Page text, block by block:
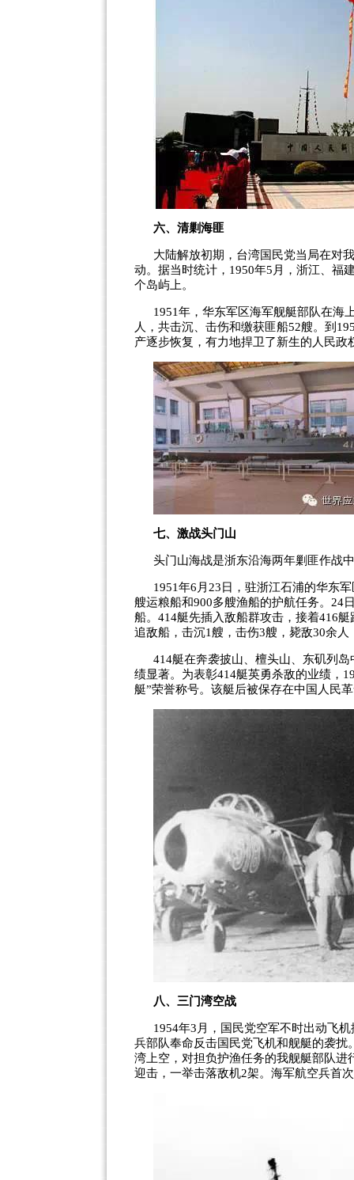
六、清剿海匪
大陆解放初期，台湾国民党当局在对
动。据当时统计， 1950年5 月，浙江、福
个岛屿上。
1951年，华东军区海军舰艇部队在海
人，共击沉、击伤和缴获匪船52艘。到
产逐步恢复，有力地捍卫了新生的人民政
七、激战头门山
头门山海战是浙东沿海两年剿匪作战
1951年6 月 23 日，驻浙江石浦的华东
艘运粮船和900多艘渔船的护航任务。 24
船。 414艇先插入敌船群攻击，接着416艇
追敌船，击沉1艘，击伤3艘，毙敌30余人
414艇在奔袭披山、檀头山、东矶列
绩显著。为表彰414艇英勇杀敌的业绩，
艇”荣誉称号。该艇后被保存在中国人民
八、三门湾空战
1954年3 月，国民党空军不时出动飞
兵部队奉命反击国民党飞机和舰艇的袭扰
湾上空，对担负护渔任务的我舰艇部队
迎击，一举击落敌机2架。海军航空兵首